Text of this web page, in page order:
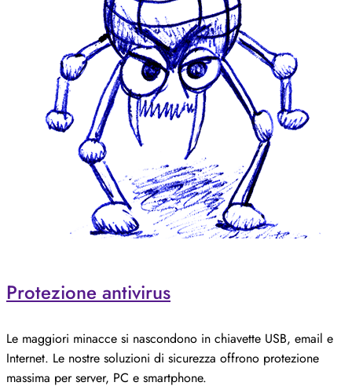
Protezione antivirus
Le maggiori minacce si nascondono in chiavette USB, email e
Internet. Le nostre soluzioni di sicurezza offrono protezione
massima per server, PC e smartphone.